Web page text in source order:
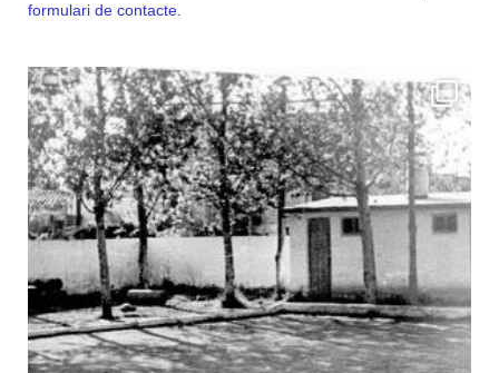
formulari de contacte.